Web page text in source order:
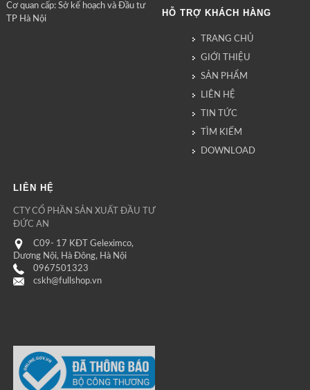
Cơ quan cấp: Sở kế hoạch và Đầu tư
TP Hà Nội
HỖ TRỢ KHÁCH HÀNG
TRANG CHỦ
GIỚI THIỆU
SẢN PHẨM
LIÊN HỆ
TIN TỨC
TÌM KIẾM
DOWNLOAD
LIÊN HỆ
CTY CỔ PHẦN SẢN XUẤT ĐẦU TƯ
ĐỨC AN
C09- 17 KĐT Geleximco,
Dương Nội, Hà Đông, Hà Nội
0967501323
cskh@fullshop.vn